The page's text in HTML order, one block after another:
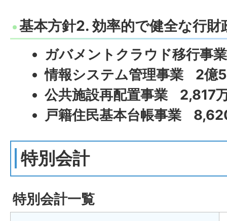
基本方針2. 効率的で健全な行財
ガバメントクラウド移行事
情報システム管理事業 2億
公共施設再配置事業 2,817
戸籍住民基本台帳事業
特別会計
特別会計一覧